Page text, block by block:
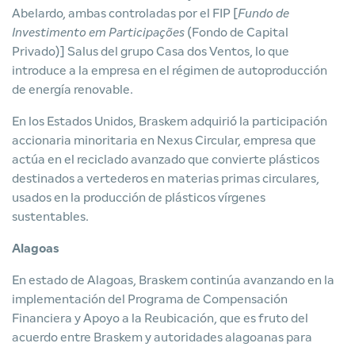
Abelardo, ambas controladas por el FIP [Fundo de
Investimento em Participações (Fondo de Capital
Privado)] Salus del grupo Casa dos Ventos, lo que
introduce a la empresa en el régimen de autoproducción
de energía renovable.
En los Estados Unidos, Braskem adquirió la participación
accionaria minoritaria en Nexus Circular, empresa que
actúa en el reciclado avanzado que convierte plásticos
destinados a vertederos en materias primas circulares,
usados en la producción de plásticos vírgenes
sustentables.
Alagoas
En estado de Alagoas, Braskem continúa avanzando en la
implementación del Programa de Compensación
Financiera y Apoyo a la Reubicación, que es fruto del
acuerdo entre Braskem y autoridades alagoanas para